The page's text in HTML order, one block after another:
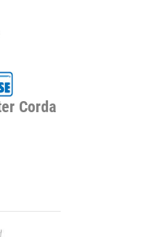
Corda